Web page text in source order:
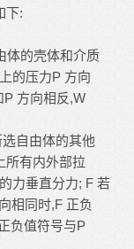
下:
体的壳体和介质
的压力P 方向
P 方向相反,W
自由体的其他
所有内外部拉
力垂直分力; F 若
相同时,F 正负
负值符号与P